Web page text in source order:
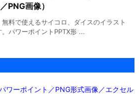
PNG画像）
無料で使えるサイコロ、ダイスのイラスト
。パワーポイントPPTX形 ...
ワーポイント／PNG形式画像／エクセル